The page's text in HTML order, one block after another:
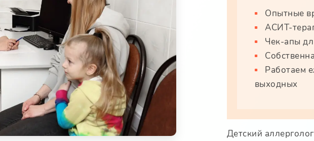
Опытные
АСИТ-
Чек-апы
Работаем
выходных
Детский